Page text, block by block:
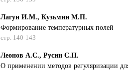
Лагун И.М., Кузьмин М.П.
Формирование температурных полей
стр. 140-143
Леонов А.С., Русин С.П.
О применении методов регуляризации